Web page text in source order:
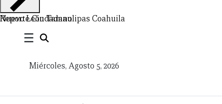
Nuevo LeónTamaulipas Coahuila
Reporte Ciudadano
☰
Miércoles, Agosto 5, 2026
NUEVO
LEÓN
TAMAULIPAS
COAHUILA
NACIONAL
INTERNACIONAL
FINANZAS
OPINIÓN
DEPORTES
ESPECTÁCULOS
TENDENCIA
ESTILO
DE
VIDA
PODCAST
CONTACTO
NEWSLETTER
HEMEROTECA
SUPLEMENTOS